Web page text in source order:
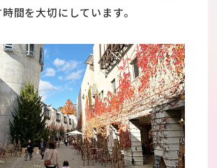
間を大切にしています。